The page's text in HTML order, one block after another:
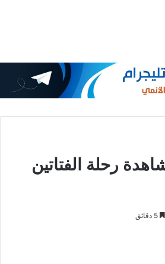
رحلة الفتاتين